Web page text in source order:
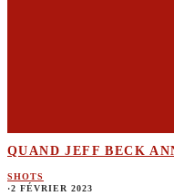
QUAND JEFF BECK
SHOTS
·2 FÉVRIER 2023